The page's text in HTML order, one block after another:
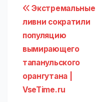
Навигация
по
записям
Экстремальные
ливни сократили
популяцию
вымирающего
тапанульского
орангутана |
VseTime.ru